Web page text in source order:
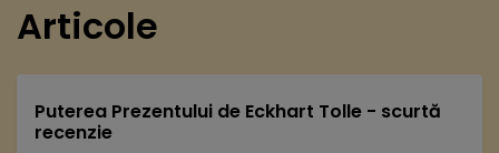
Articole
Puterea Prezentului de Eckhart Tolle - scurtă
recenzie